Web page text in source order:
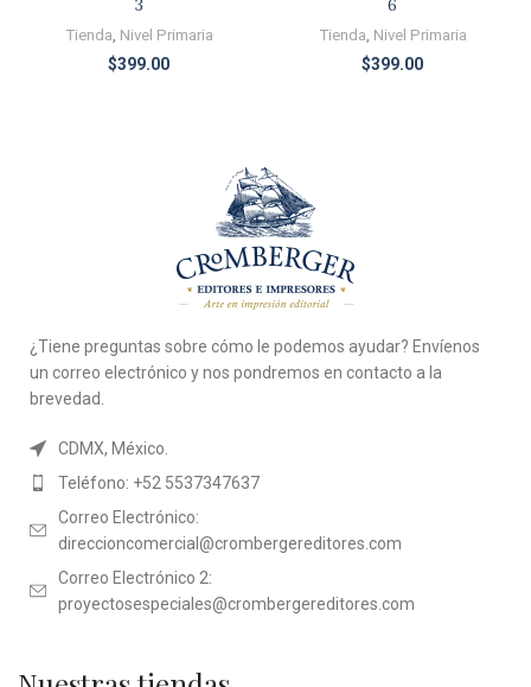
3
Tienda Nivel Primaria
$399.00
6
Tienda Nivel Primaria
$399.00
¿Tiene preguntas sobre cómo le podemos ayudar? Envíenos
un correo electrónico y nos pondremos en contacto a la
brevedad.
CDMX, México.
Teléfono: +52 5537347637
Correo Electrónico:
direccioncomercial@crombergereditores.com
Correo Electrónico 2:
proyectosespeciales@crombergereditores.com